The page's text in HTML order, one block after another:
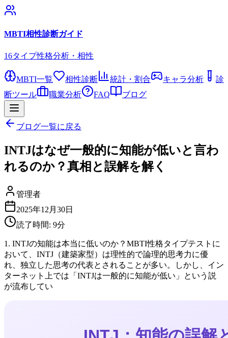
MBTI相性診断ガイド
16タイプ性格分析・相性
MBTI一覧 相性診断 統計・割合 キャラ分析
診
断ツール
職業分析 FAQ ブログ
ブログ一覧に戻る
INTJはなぜ一般的に知能が低いと言わ
れるのか？真相と誤解を解く
管理者
2025年12月30日
読了時間: 9分
1. INTJの知能は本当に低いのか？MBTI性格タイプテストに
おいて、INTJ（建築家型）は理性的で論理的思考力に優
れ、独立した思考の代表とされることが多い。しかし、イン
ターネット上では「INTJは一般的に知能が低い」という説
が流布してい